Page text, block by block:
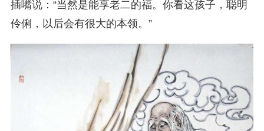
插嘴说：“当然是能享老二的福。你看这孩子，聪明
伶俐，以后会有很大的本领。”